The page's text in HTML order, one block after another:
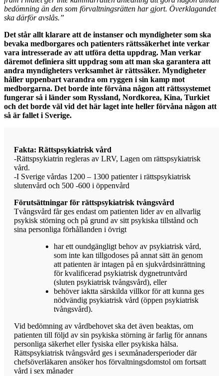
bedömning än den som förvaltningsrätten har gjort. Överklagandet
ska därför avslås.”
Det står allt klarare att de instanser och myndigheter som ska
bevaka medborgares och patienters rättssäkerhet inte verkar
vara intresserade av att utföra detta uppdrag. Man verkar
däremot definiera sitt uppdrag som att man ska garantera att
andra myndigheters verksamhet är rättssäker. Myndigheter
håller uppenbart varandra om ryggen i sin kamp mot
medborgarna. Det borde inte förvåna någon att rättssystemet
fungerar så i länder som Ryssland, Nordkorea, Kina, Turkiet
och det borde väl vid det här laget inte heller förvåna någon att
så är fallet i Sverige.
Fakta: Rättspsykiatrisk vård
-Rättspsykiatrin regleras av LRV, Lagen om rättspsykiatrisk
vård.
-I Sverige vårdas 1200 – 1300 patienter i rättspsykiatrisk
slutenvård och 500 -600 i öppenvård
Förutsättningar för rättspsykiatrisk tvångsvård
Tvångsvård får ges endast om patienten lider av en allvarlig
psykisk störning och på grund av sitt psykiska tillstånd och
sina personliga förhållanden i övrigt
har ett oundgängligt behov av psykiatrisk vård,
som inte kan tillgodoses på annat sätt än genom
att patienten är intagen på en sjukvårdsinrättning
för kvalificerad psykiatrisk dygnetruntvård
(sluten psykiatrisk tvångsvård), eller
behöver iaktta särskilda villkor för att kunna ges
nödvändig psykiatrisk vård (öppen psykiatrisk
tvångsvård).
Vid bedömning av vårdbehovet ska det även beaktas, om
patienten till följd av sin psykiska störning är farlig för annans
personliga säkerhet eller fysiska eller psykiska hälsa.
Rättspsykiatrisk tvångsvård ges i sexmånadersperioder där
chefsöverläkaren ansöker hos förvaltningsdomstol om fortsatt
vård i sex månader